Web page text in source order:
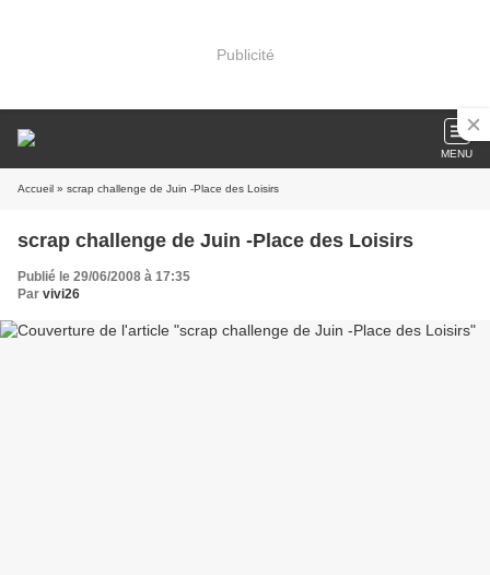
Publicité
MENU
Accueil » scrap challenge de Juin -Place des Loisirs
scrap challenge de Juin -Place des Loisirs
Publié le 29/06/2008 à 17:35
Par vivi26